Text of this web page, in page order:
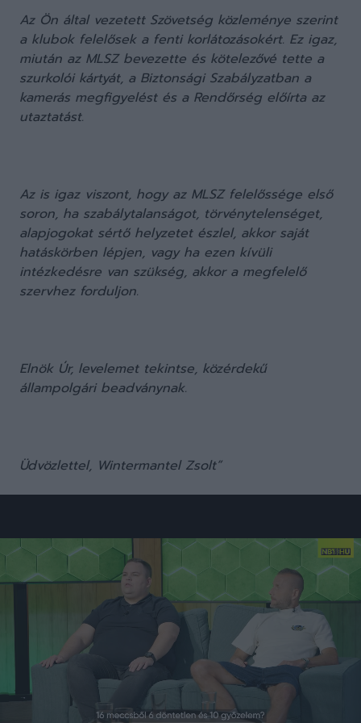
Az Ön által vezetett Szövetség közleménye szerint
a klubok felelősek a fenti korlátozásokért. Ez igaz,
miután az MLSZ bevezette és kötelezővé tette a
szurkolói kártyát, a Biztonsági Szabályzatban a
kamerás megfigyelést és a Rendőrség előírta az
utaztatást.
Az is igaz viszont, hogy az MLSZ felelőssége első
soron, ha szabálytalanságot, törvénytelenséget,
alapjogokat sértő helyzetet észlel, akkor saját
hatáskörben lépjen, vagy ha ezen kívüli
intézkedésre van szükség, akkor a megfelelő
szervhez forduljon.
Elnök Úr, levelemet tekintse, közérdekű
állampolgári beadványnak.
Üdvözlettel, Wintermantel Zsolt”